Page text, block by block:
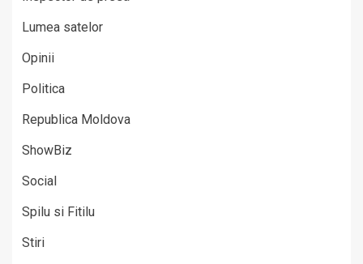
Lumea satelor
Opinii
Politica
Republica Moldova
ShowBiz
Social
Spilu si Fitilu
Stiri